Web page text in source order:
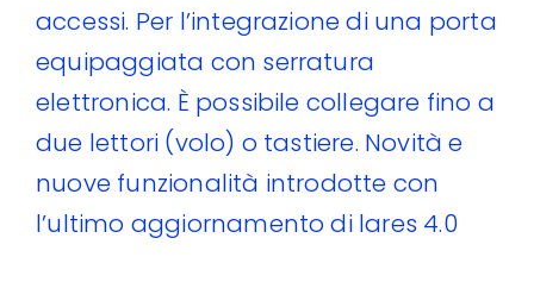
accessi. Per l’integrazione di una porta
equipaggiata con serratura
elettronica. È possibile collegare fino a
due lettori (volo) o tastiere. Novità e
nuove funzionalità introdotte con
l’ultimo aggiornamento di lares 4.0